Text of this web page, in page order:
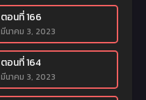
ตอนที่ 166
มีนาคม 3, 2023
ตอนที่ 164
มีนาคม 3, 2023